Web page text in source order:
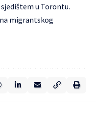
u Torontu.
migrantskog